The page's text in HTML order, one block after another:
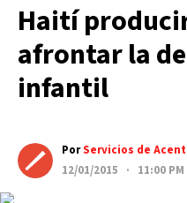
Haití
afrontar la
infantil
PorServicios de
12/01/2015 · 11:00 PM